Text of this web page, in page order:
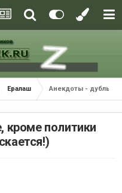
Ералаш Анекдоты - дубль 2 -
кроме политики